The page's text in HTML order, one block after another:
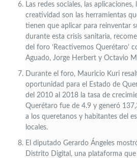
Las redes sociales, las
creatividad son las herramientas
tienen que aplicar para reinventar
durante esta crisis sanitaria,
del foro ‘Reactivemos Querétaro’
Aguado, Jorge Herbert y Octavio
Durante el foro, Mauricio Kuri
oportunidad para el Estado de
del 2010 al 2018 la tasa de
Querétaro fue de 4.9 y generó
a los queretanos y habitantes del
locales.
El diputado Gerardo Ángeles
Distrito Digital, una plataforma